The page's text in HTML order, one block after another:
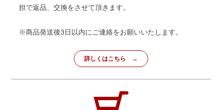
担で返品、交換をさせて頂きます。
※商品発送後3日以内にご連絡をお願いいたします。
詳しくはこちら